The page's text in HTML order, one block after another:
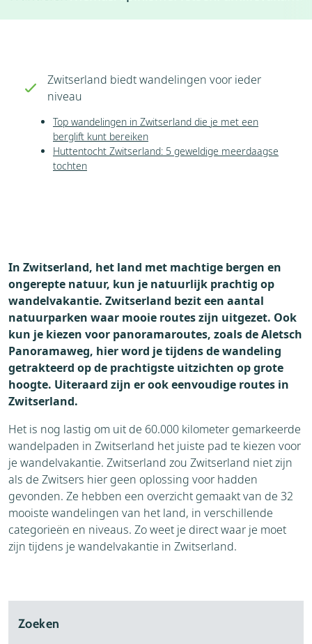
Weer
Bezienswaardigheden
Seizoenen
Zwitserland biedt wandelingen voor ieder
niveau
Top wandelingen in Zwitserland die je met een
berglift kunt bereiken
Huttentocht Zwitserland: 5 geweldige meerdaagse
tochten
In Zwitserland, het land met machtige bergen en
ongerepte natuur, kun je natuurlijk prachtig op
wandelvakantie. Zwitserland bezit een aantal
natuurparken waar mooie routes zijn uitgezet. Ook
kun je kiezen voor panoramaroutes, zoals de Aletsch
Panoramaweg, hier word je tijdens de wandeling
getrakteerd op de prachtigste uitzichten op grote
hoogte. Uiteraard zijn er ook eenvoudige routes in
Zwitserland.
Het is nog lastig om uit de 60.000 kilometer gemarkeerde
wandelpaden in Zwitserland het juiste pad te kiezen voor
je wandelvakantie. Zwitserland zou Zwitserland niet zijn
als de Zwitsers hier geen oplossing voor hadden
gevonden. Ze hebben een overzicht gemaakt van de 32
mooiste wandelingen van het land, in verschillende
categorieën en niveaus. Zo weet je direct waar je moet
zijn tijdens je wandelvakantie in Zwitserland.
Zoeken